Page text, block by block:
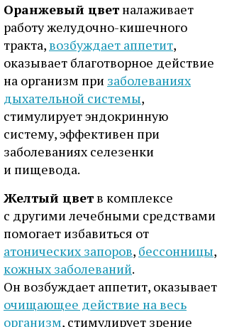
Оранжевый цветналаживает
работу желудочно-кишечного
тракта, возбуждает аппетит,
оказывает благотворное действие
на организм при заболеваниях
дыхательной системы,
стимулирует эндокринную
систему, эффективен при
заболеваниях селезенки
и пищевода.
Желтый цветв комплексе
с другими лечебными средствами
помогает избавиться от
атонических запоров, бессонницы,
кожных заболеваний.
Он возбуждает аппетит, оказывает
очищающее действие на весь
организм, стимулирует зрение